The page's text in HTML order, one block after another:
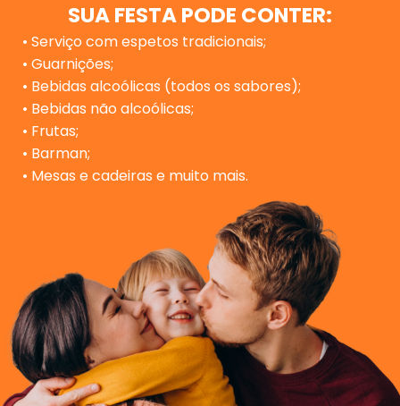
SUA FESTA PODE CONTER:
• Serviço com espetos tradicionais;
• Guarnições;
• Bebidas alcoólicas (todos os sabores);
• Bebidas não alcoólicas;
• Frutas;
• Barman;
• Mesas e cadeiras e muito mais.